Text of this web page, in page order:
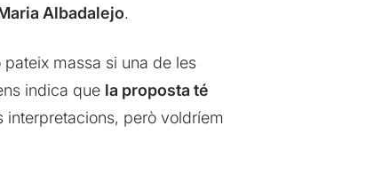
Albadalejo.
massa si una de les
indica que la proposta té
interpretacions, però voldríem